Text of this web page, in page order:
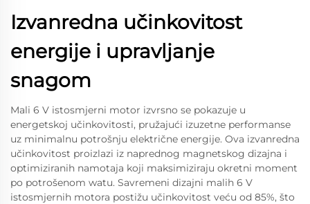
Izvanredna učinkovitost
energije i upravljanje
snagom
Mali 6 V istosmjerni motor izvrsno se pokazuje u
energetskoj učinkovitosti, pružajući izuzetne performanse
uz minimalnu potrošnju električne energije. Ova izvanredna
učinkovitost proizlazi iz naprednog magnetskog dizajna i
optimiziranih namotaja koji maksimiziraju okretni moment
po potrošenom watu. Savremeni dizajni malih 6 V
istosmjernih motora postižu učinkovitost veću od 85%, što